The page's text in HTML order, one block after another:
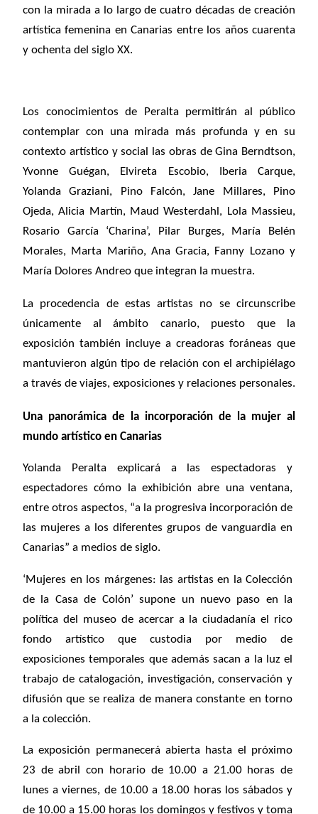
con la mirada a lo largo de cuatro décadas de creación
artística femenina en Canarias entre los años cuarenta
y ochenta del siglo XX.
Los conocimientos de Peralta permitirán al público
contemplar con una mirada más profunda y en su
contexto artístico y social las obras de Gina Berndtson,
Yvonne Guégan, Elvireta Escobio, Iberia Carque,
Yolanda Graziani, Pino Falcón, Jane Millares, Pino
Ojeda, Alicia Martín, Maud Westerdahl, Lola Massieu,
Rosario García ‘Charina’, Pilar Burges, María Belén
Morales, Marta Mariño, Ana Gracia, Fanny Lozano y
María Dolores Andreo que integran la muestra.
La procedencia de estas artistas no se circunscribe
únicamente al ámbito canario, puesto que la
exposición también incluye a creadoras foráneas que
mantuvieron algún tipo de relación con el archipiélago
a través de viajes, exposiciones y relaciones personales.
Una panorámica de la incorporación de la mujer al
mundo artístico en Canarias
Yolanda Peralta explicará a las espectadoras y
espectadores cómo la exhibición abre una ventana,
entre otros aspectos, “a la progresiva incorporación de
las mujeres a los diferentes grupos de vanguardia en
Canarias” a medios de siglo.
‘Mujeres en los márgenes: las artistas en la Colección
de la Casa de Colón’ supone un nuevo paso en la
política del museo de acercar a la ciudadanía el rico
fondo artístico que custodia por medio de
exposiciones temporales que además sacan a la luz el
trabajo de catalogación, investigación, conservación y
difusión que se realiza de manera constante en torno
a la colección.
La exposición permanecerá abierta hasta el próximo
23 de abril con horario de 10.00 a 21.00 horas de
lunes a viernes, de 10.00 a 18.00 horas los sábados y
de 10.00 a 15.00 horas los domingos y festivos y toma